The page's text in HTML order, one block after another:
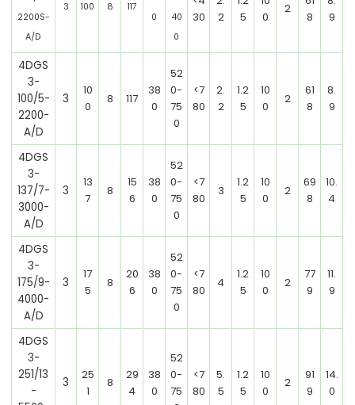
2200S-
A/D
3 100 8 117
0
40
0
30
2
5
0
2
8
9
4DGS
3-
100/5-
2200-
A/D
3
10
0
8 117
38
0
52
0-
75
0
<7
80
2.
2
1.2
5
10
0
2
61
8
8.
9
4DGS
3-
137/7-
3000-
A/D
3
13
7
8
15
6
38
0
52
0-
75
0
<7
80
3
1.2
5
10
0
2
69
8
10.
4
4DGS
3-
175/9-
4000-
A/D
3
17
5
8
20
6
38
0
52
0-
75
0
<7
80
4
1.2
5
10
0
2
77
9
11.
9
4DGS
3-
251/13
-
3
25
1
8
29
4
38
0
52
0-
75
<7
80
5.
5
1.2
5
10
0
2
91
9
14.
0